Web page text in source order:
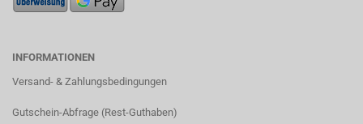
INFORMATIONEN
Versand- & Zahlungsbedingungen​
Gutschein-Abfrage (Rest-Guthaben)